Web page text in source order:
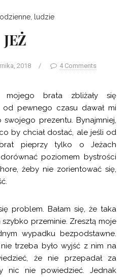
ludzie
JEŻ
2018 / 4 Comments
mojego brata zbliżały się
od pewnego czasu dawał mi
prezentu. Bynajmniej,
by chciał dostać, ale jeśli od
pieprzy tylko o Jeżach
poziomem bystrości
żeby nie zorientować się,
problem. Bałam się, że taka
przeminie. Zresztą moje
wypadku bezpodstawne.
trzeba było wyjść z nim na
że nie przepadał za
nic nie powiedzieć. Jednak